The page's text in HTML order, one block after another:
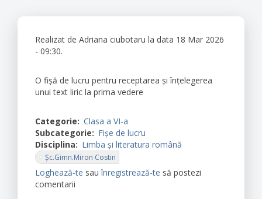
Realizat de Adriana ciubotaru la data 18 Mar 2026
- 09:30.
O fişă de lucru pentru receptarea şi înţelegerea
unui text liric la prima vedere
Categorie
Clasa a VI-a
Subcategorie
Fișe de lucru
Disciplina
Limba şi literatura română
Şc.Gimn.Miron Costin
Loghează-te sauînregistrează-te să postezi
comentarii